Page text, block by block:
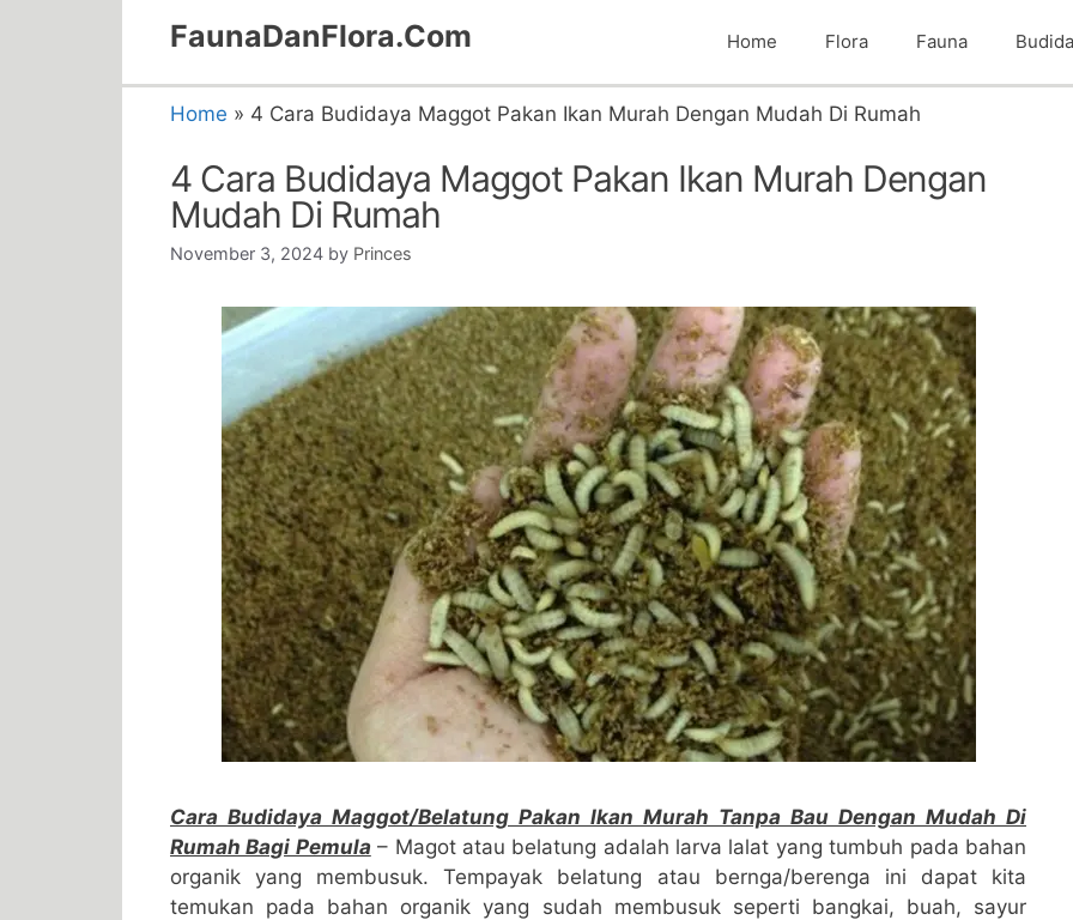
FaunaDanFlora.Com Home Flora Fauna
Home » 4 Cara Budidaya Maggot Pakan Ikan Murah Dengan Mudah Di Rumah
4 Cara Budidaya Maggot Pakan Ikan Murah Dengan
Mudah Di Rumah
November 3, 2024 by Princes
Cara Budidaya Maggot/Belatung Pakan Ikan Murah Tanpa Bau Dengan Mudah Di
Rumah Bagi Pemula– Magot atau belatung adalah larva lalat yang tumbuh pada bahan
organik yang membusuk. Tempayak belatung atau bernga/berenga ini dapat kita
temukan pada bahan organik yang sudah membusuk seperti bangkai, buah, sayur